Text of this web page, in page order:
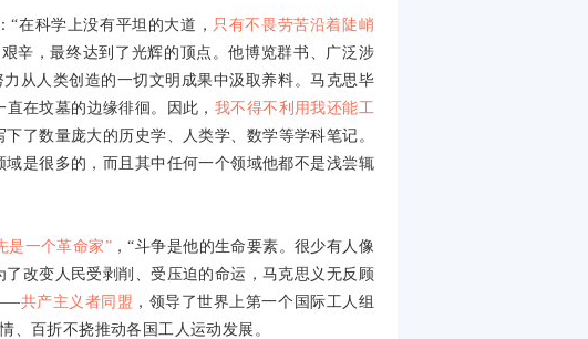
“在科学上没有平坦的大道， 只有不畏劳苦沿着陡峭
辛，最终达到了光辉的顶点。他博览群书、广泛涉
从人类创造的一切文明成果中汲取养料。马克思毕
在坟墓的边缘徘徊。因此， 我不得不利用我还能工
了数量庞大的历史学、人类学、数学等学科笔记。
是很多的，而且其中任何一个领域他都不是浅尝辄
是一个革命家” ，“斗争是他的生命要素。很少有人像
改变人民受剥削、受压迫的命运，马克思义无反顾
共产主义者同盟 ，领导了世界上第一个国际工人组
百折不挠推动各国工人运动发展。